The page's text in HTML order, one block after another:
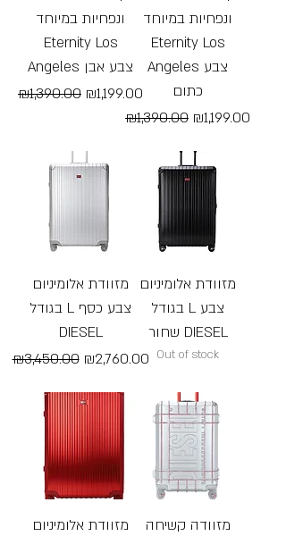
ונפחיות במיוחד
Eternity Los
Angeles צבע אבן
Regular Price
₪1,390.00 Sale Price
₪1,199.00
ונפחיות במיוחד
Eternity Los
Angeles צבע
כתום
Regular Price
₪1,390.00 Sale Price
₪1,199.00
מזוודת אלומיניום
בגודל L צבע כסף
DIESEL
Regular Price
₪3,450.00 Sale Price
₪2,760.00
מזוודת אלומיניום
בגודל L צבע
שחור DIESEL
Out of stock
מזוודת אלומיניום
מזוודה קשיחה